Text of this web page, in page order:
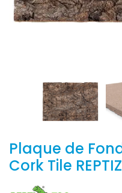
Plaque de
Cork Tile